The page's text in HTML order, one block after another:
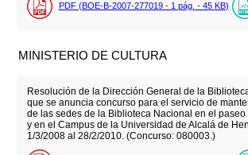
PDF (BOE-B-2007-277019 - 1 pág. - 45 KB)
MINISTERIO DE CULTURA
Resolución de la Dirección General de la
que se anuncia concurso para el servicio de
de las sedes de la Biblioteca Nacional en el paseo
y en el Campus de la Universidad de Alcalá de
1/3/2008 al 28/2/2010. (Concurso: 080003.)